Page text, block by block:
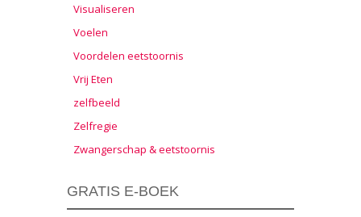
Visualiseren
Voelen
Voordelen eetstoornis
Vrij Eten
zelfbeeld
Zelfregie
Zwangerschap & eetstoornis
GRATIS E-BOEK